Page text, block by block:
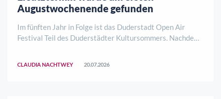
Augustwochenende gefunden
Im fünften Jahr in Folge ist das Duderstadt Open Air
Festival Teil des Duderstädter Kultursommers. Nachdem
CLAUDIA NACHTWEY 20.07.2026